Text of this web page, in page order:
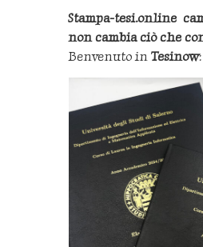
Stampa-tesi.online
non cambia ciò che
Benvenuto inTesinow